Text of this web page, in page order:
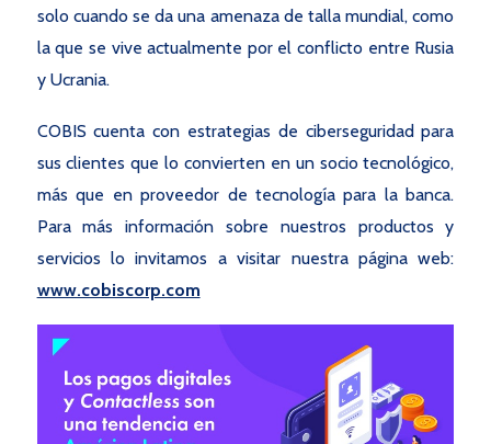
solo cuando se da una amenaza de talla mundial, como
la que se vive actualmente por el conflicto entre Rusia
y Ucrania.
COBIS cuenta con estrategias de ciberseguridad para
sus clientes que lo convierten en un socio tecnológico,
más que en proveedor de tecnología para la banca.
Para más información sobre nuestros productos y
servicios lo invitamos a visitar nuestra página web:
www.cobiscorp.com